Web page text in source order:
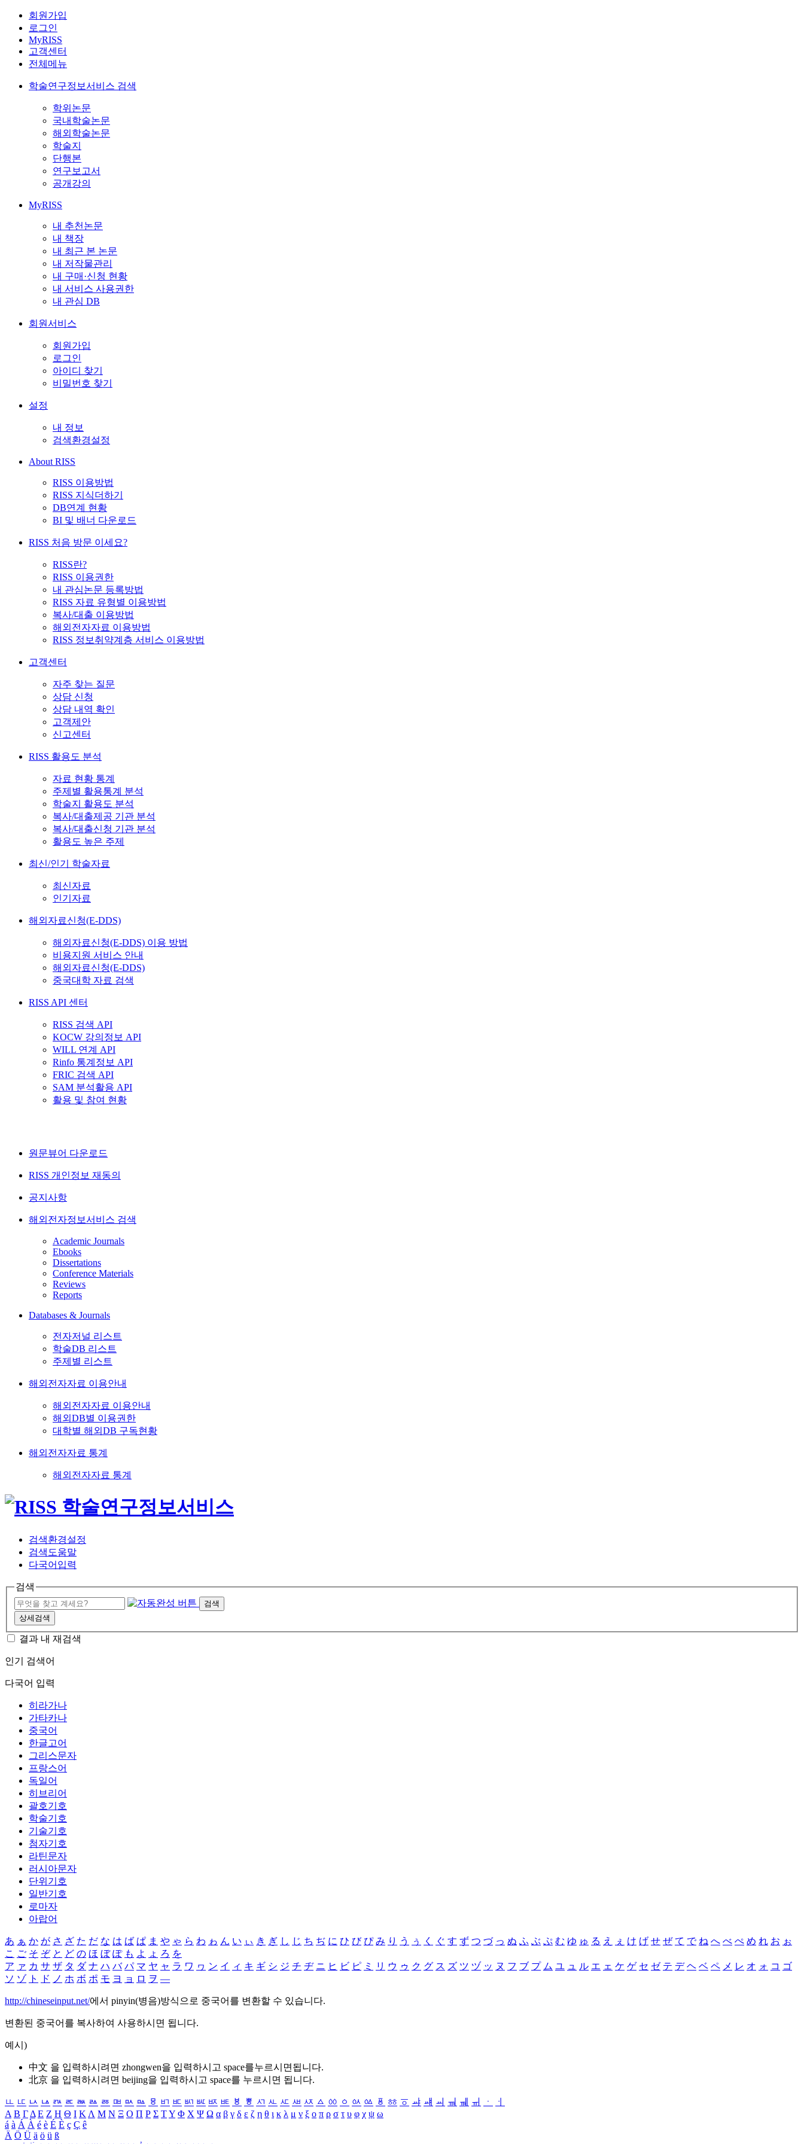
회원가입
로그인
MyRISS
고객센터
전체메뉴
학술연구정보서비스 검색
학위논문
국내학술논문
해외학술논문
학술지
단행본
연구보고서
공개강의
MyRISS
내 추천논문
내 책장
내 최근 본 논문
내 저작물관리
내 구매·신청 현황
내 서비스 사용권한
내 관심 DB
회원서비스
회원가입
로그인
아이디 찾기
비밀번호 찾기
설정
내 정보
검색환경설정
About RISS
RISS 이용방법
RISS 지식더하기
DB연계 현황
BI 및 배너 다운로드
RISS 처음 방문 이세요?
RISS란?
RISS 이용권한
내 관심논문 등록방법
RISS 자료 유형별 이용방법
복사/대출 이용방법
해외전자자료 이용방법
RISS 정보취약계층 서비스 이용방법
고객센터
자주 찾는 질문
상담 신청
상담 내역 확인
고객제안
신고센터
RISS 활용도 분석
자료 현황 통계
주제별 활용통계 분석
학술지 활용도 분석
복사/대출제공 기관 분석
복사/대출신청 기관 분석
활용도 높은 주제
최신/인기 학술자료
최신자료
인기자료
해외자료신청(E-DDS)
해외자료신청(E-DDS) 이용 방법
비용지원 서비스 안내
해외자료신청(E-DDS)
중국대학 자료 검색
RISS API 센터
RISS 검색 API
KOCW 강의정보 API
WILL 연계 API
Rinfo 통계정보 API
FRIC 검색 API
SAM 분석활용 API
활용 및 참여 현황
원문뷰어 다운로드
RISS 개인정보 재동의
공지사항
해외전자정보서비스 검색
Academic Journals
Ebooks
Dissertations
Conference Materials
Reviews
Reports
Databases & Journals
전자저널 리스트
학술DB 리스트
주제별 리스트
해외전자자료 이용안내
해외전자자료 이용안내
해외DB별 이용권한
대학별 해외DB 구독현황
해외전자자료 통계
해외전자자료 통계
검색환경설정
검색도움말
다국어입력
검색
검색
상세검색
결과 내 재검색
인기 검색어
다국어 입력
히라가나
가타카나
중국어
한글고어
그리스문자
프랑스어
독일어
히브리어
괄호기호
학술기호
기술기호
첨자기호
라틴문자
러시아문자
단위기호
일반기호
로마자
아랍어
あ ぁ か が さ ざ た だ な は ば ぱ ま や ゃ ら わ ゎ ん い ぃ き ぎ し じ ち ぢ に ひ び ぴ み り う ぅ く ぐ す ず つ づ っ ぬ ふ ぶ ぷ む ゆ ゅ る え ぇ け げ せ ぜ て で ね へ べ ぺ め れ お ぉ
こ ご そ ぞ と ど の ほ ぼ ぽ も よ ょ ろ を
ア ァ カ サ ザ タ ダ ナ ハ バ パ マ ヤ ャ ラ ワ ヮ ン イ ィ キ ギ シ ジ チ ヂ ニ ヒ ビ ピ ミ リ ウ ゥ ク グ ス ズ ツ ヅ ッ ヌ フ ブ プ ム ユ ュ ル エ ェ ケ ゲ セ ゼ テ デ ヘ ベ ペ メ レ オ ォ コ ゴ
ソ ゾ ト ド ノ ホ ボ ポ モ ヨ ョ ロ ヲ ―
http://chineseinput.net/에서 pinyin(병음)방식으로 중국어를 변환할 수 있습니다.
변환된 중국어를 복사하여 사용하시면 됩니다.
예시)
中文 을 입력하시려면 zhongwen을 입력하시고 space를누르시면됩니다.
北京 을 입력하시려면 beijing을 입력하시고 space를 누르시면 됩니다.
ㅥ ㅦ ㅧ ㅨ ㅩ ㅪ ㅫ ㅬ ㅭ ㅮ ㅯ ㅰ ㅱ ㅲ ㅳ ㅴ ㅵ ㅶ ㅷ ㅸ ㅹ ㅺ ㅻ ㅼ ㅽ ㅾ ㅿ ㆀ ㆁ ㆂ ㆃ ㆄ ㆅ ㆆ ㆇ ㆈ ㆉ ㆊ ㆋ ㆌ ㆍ
ㆎ
Α Β ΓΔ Ε Ζ Η Θ Ι ΚΛ Μ Ν Ξ Ο Π Ρ Σ ΤΥ Φ Χ Ψ Ω α β γ δ ε ζ η θ ι κ λ μ ν ξ ο π ρ σ τ υ φ χ ψ ω
á à Á À é è É È ç Ç ê
Ä Ö Ü ä ö ü ß